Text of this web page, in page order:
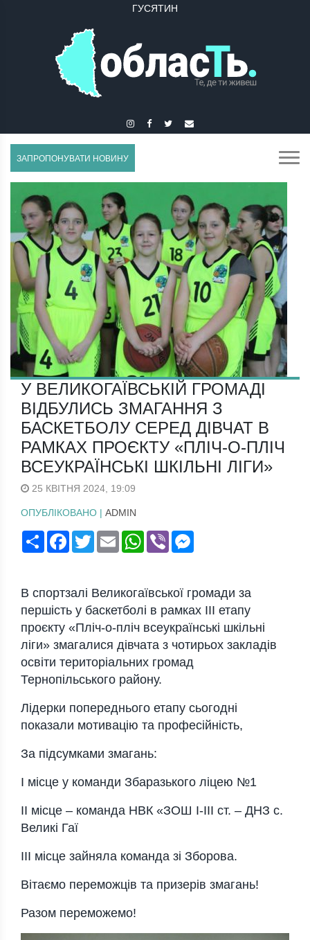
ГУСЯТИН
ЗАПРОПОНУВАТИ НОВИНУ
У ВЕЛИКОГАЇВСЬКІЙ ГРОМАДІ
ВІДБУЛИСЬ ЗМАГАННЯ З
БАСКЕТБОЛУ СЕРЕД ДІВЧАТ В
РАМКАХ ПРОЄКТУ «ПЛІЧ-О-ПЛІЧ
ВСЕУКРАЇНСЬКІ ШКІЛЬНІ ЛІГИ»
25 КВІТНЯ 2024, 19:09
ОПУБЛІКОВАНО | ADMIN
ПоширитиFacebook
TwitterEmail WhatsApp
Viber
В спортзалі Великогаївської громади за
першість у баскетболі в рамках ІІІ етапу
проєкту «Пліч-о-пліч всеукраїнські шкільні
ліги» змагалися дівчата з чотирьох закладів
освіти територіальних громад
Тернопільського району.
Лідерки попереднього етапу сьогодні
показали мотивацію та професійність,
За підсумками змагань:
І місце у команди Збаразького ліцею №1
ІІ місце – команда НВК «ЗОШ І-ІІІ ст. – ДНЗ с.
Великі Гаї
ІІІ місце зайняла команда зі Зборова.
Вітаємо переможців та призерів змагань!
Разом переможемо!